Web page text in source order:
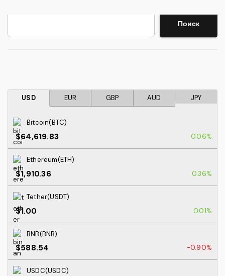
Поиск
USD EUR GBP AUD JPY
Bitcoin(BTC)
$64,619.83 0.06%
Ethereum(ETH)
$1,910.36 0.36%
Tether(USDT)
$1.00 0.01%
BNB(BNB)
$588.54 -0.90%
USDC(USDC)